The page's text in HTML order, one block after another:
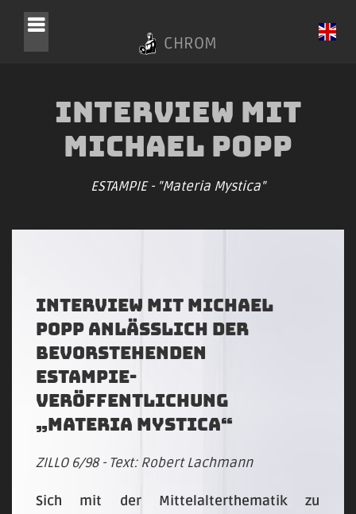
CHROM
Interview mit
Michael Popp
ESTAMPIE - "Materia Mystica"
Interview mit Michael
Popp anlässlich der
bevorstehenden
ESTAMPIE-
Veröffentlichung
„Materia Mystica“
ZILLO 6/98 - Text: Robert Lachmann
Sich mit der Mittelalterthematik zu